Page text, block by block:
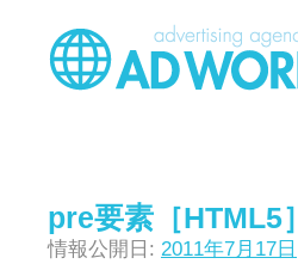
pre要素［HTML5］
情報公開日: 2011年7月17日